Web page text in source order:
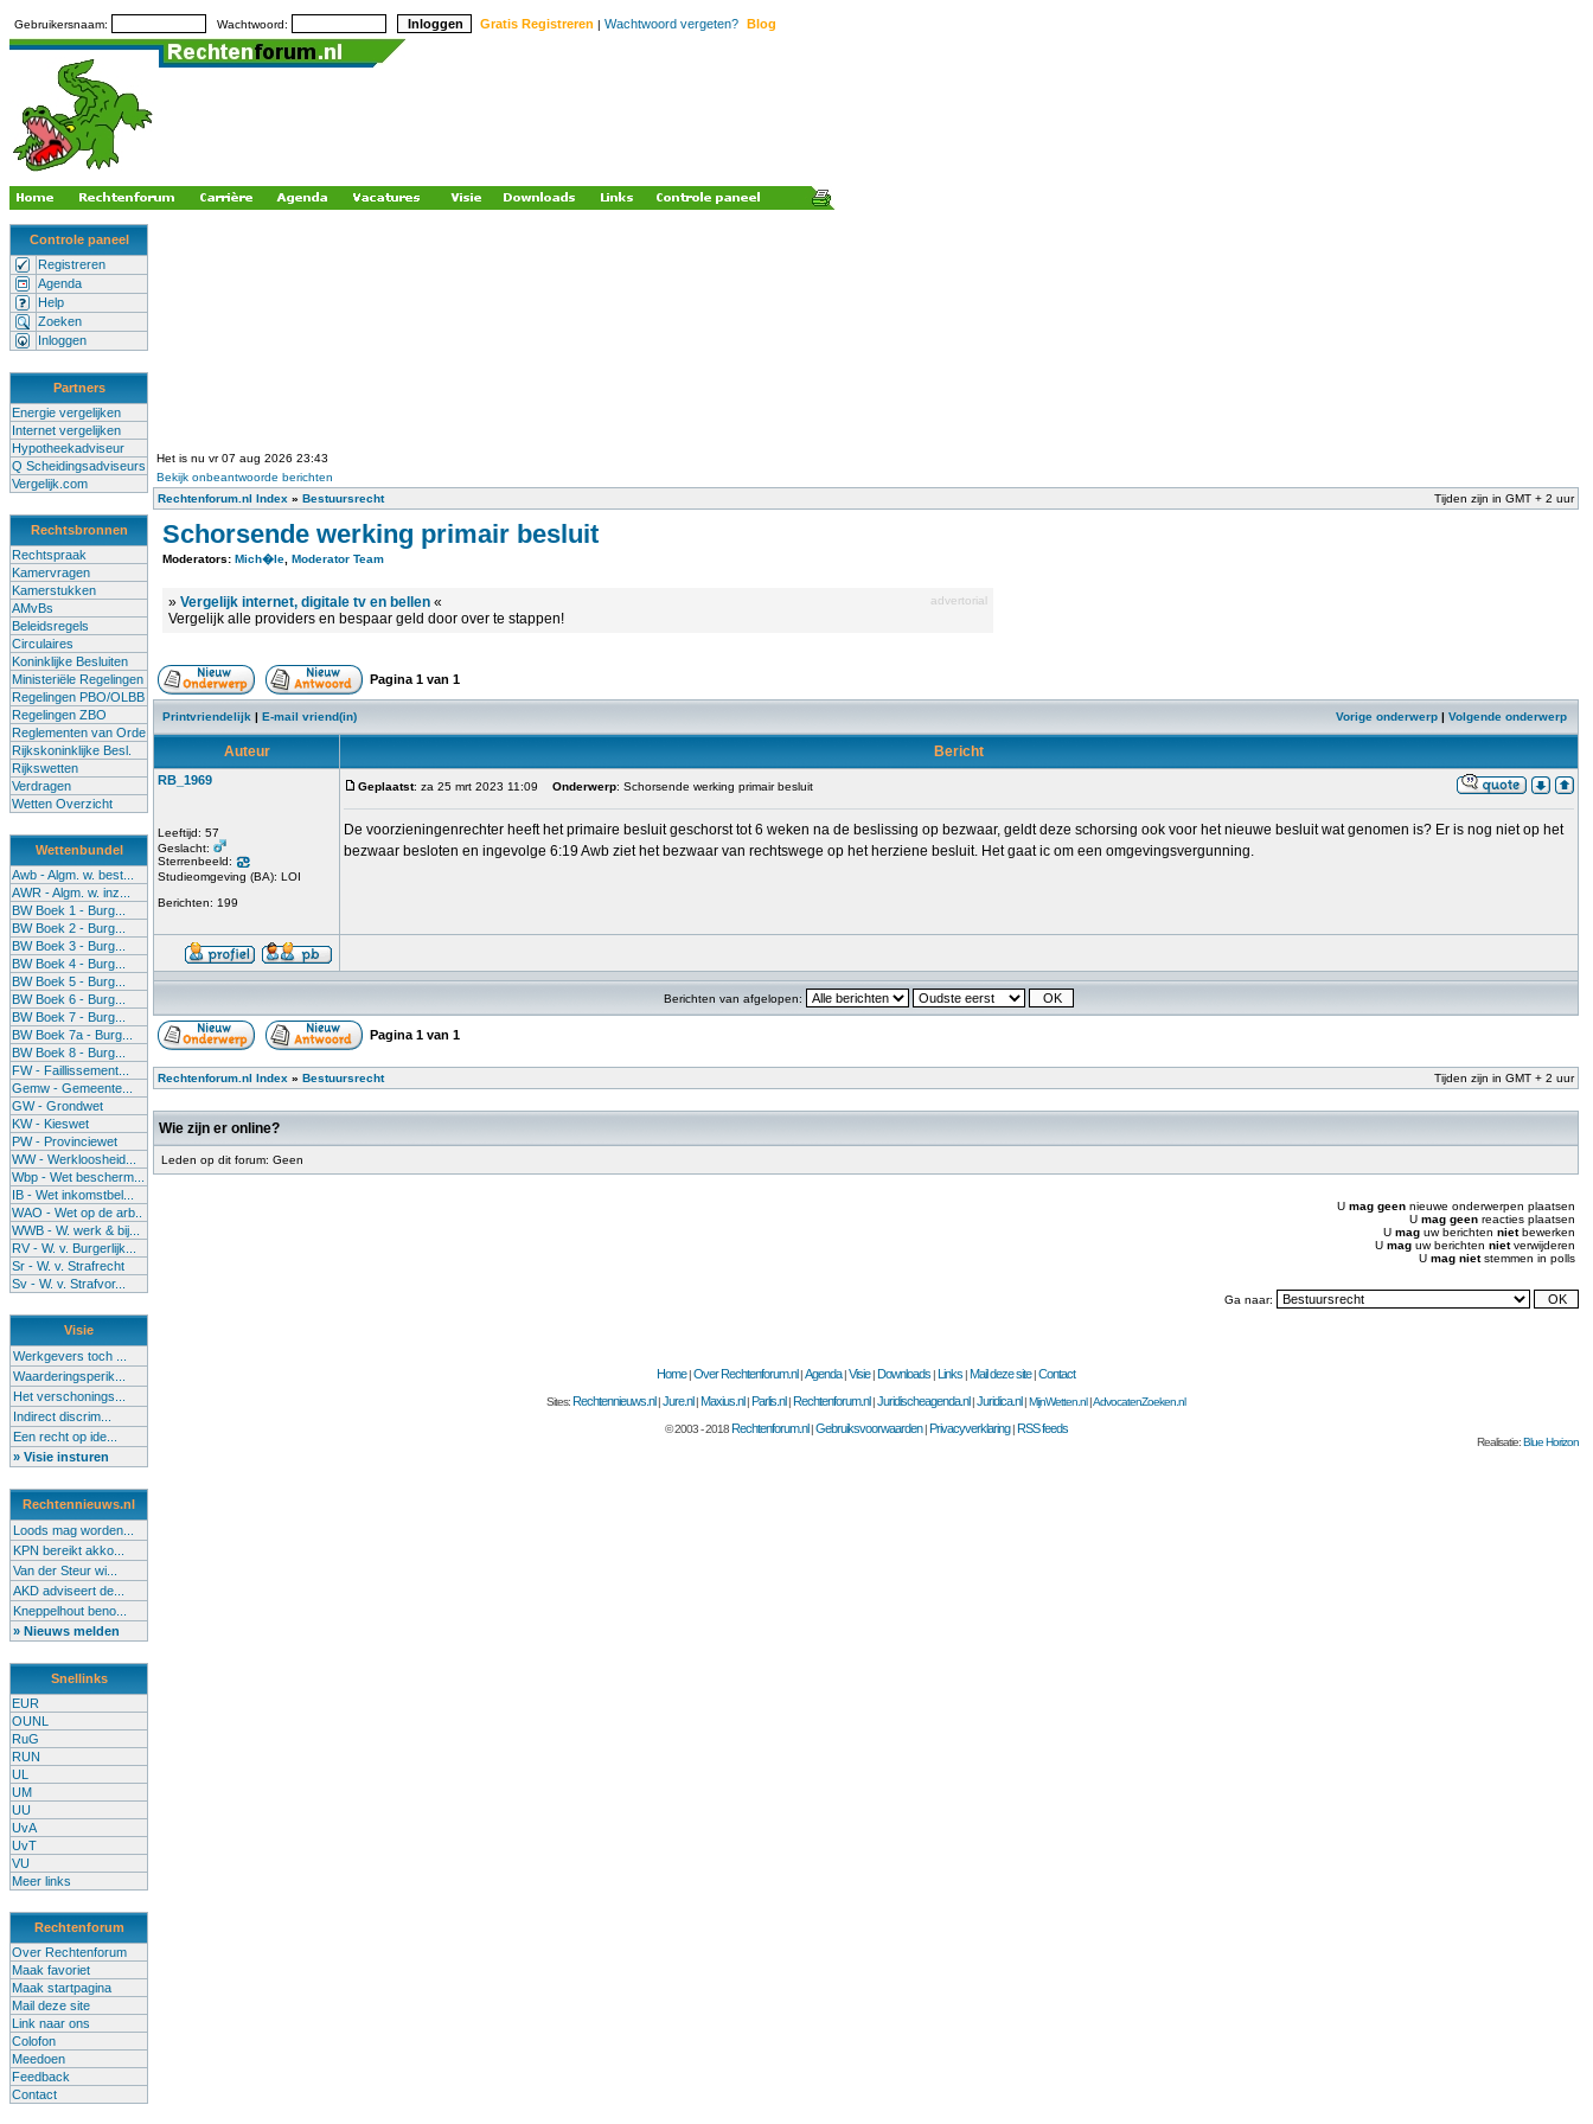
Gebruikersnaam: Wachtwoord: Gratis Registreren | Wachtwoord vergeten? Blog
Controle paneel
Registreren
Agenda
Help
Zoeken
Inloggen
Partners
Energie vergelijken
Internet vergelijken
Hypotheekadviseur
Q Scheidingsadviseurs
Vergelijk.com
Rechtsbronnen
Rechtspraak
Kamervragen
Kamerstukken
AMvBs
Beleidsregels
Circulaires
Koninklijke Besluiten
Ministeriële Regelingen
Regelingen PBO/OLBB
Regelingen ZBO
Reglementen van Orde
Rijkskoninklijke Besl.
Rijkswetten
Verdragen
Wetten Overzicht
Wettenbundel
Awb - Algm. w. best...
AWR - Algm. w. inz...
BW Boek 1 - Burg...
BW Boek 2 - Burg...
BW Boek 3 - Burg...
BW Boek 4 - Burg...
BW Boek 5 - Burg...
BW Boek 6 - Burg...
BW Boek 7 - Burg...
BW Boek 7a - Burg...
BW Boek 8 - Burg...
FW - Faillissement...
Gemw - Gemeente...
GW - Grondwet
KW - Kieswet
PW - Provinciewet
WW - Werkloosheid...
Wbp - Wet bescherm...
IB - Wet inkomstbel...
WAO - Wet op de arb..
WWB - W. werk & bij...
RV - W. v. Burgerlijk...
Sr - W. v. Strafrecht
Sv - W. v. Strafvor...
Visie
Werkgevers toch ...
Waarderingsperik...
Het verschonings...
Indirect discrim...
Een recht op ide...
» Visie insturen
Rechtennieuws.nl
Loods mag worden...
KPN bereikt akko...
Van der Steur wi...
AKD adviseert de...
Kneppelhout beno...
» Nieuws melden
Snellinks
EUR
OUNL
RuG
RUN
UL
UM
UU
UvA
UvT
VU
Meer links
Rechtenforum
Over Rechtenforum
Maak favoriet
Maak startpagina
Mail deze site
Link naar ons
Colofon
Meedoen
Feedback
Contact
Het is nu vr 07 aug 2026 23:43
Bekijk onbeantwoorde berichten
Rechtenforum.nl Index » Bestuursrecht Tijden zijn in GMT + 2 uur
Schorsende werking primair besluit
Moderators: Mich�le Moderator Team
» Vergelijk internet, digitale tv en bellen « advertorial
Vergelijk alle providers en bespaar geld door over te stappen!
Pagina 1 van 1
Printvriendelijk | E-mail vriend(in) Vorige onderwerp | Volgende onderwerp
Auteur Bericht
RB_1969
Leeftijd: 57
Geslacht:
Sterrenbeeld:
Studieomgeving (BA): LOI
Berichten: 199
Geplaatst: za 25 mrt 2023 11:09 Onderwerp: Schorsende werking primair besluit
De voorzieningenrechter heeft het primaire besluit geschorst tot 6 weken na de beslissing op bezwaar, geldt deze schorsing ook voor het nieuwe besluit wat genomen is? Er is nog niet op het
bezwaar besloten en ingevolge 6:19 Awb ziet het bezwaar van rechtswege op het herziene besluit. Het gaat ic om een omgevingsvergunning.
Berichten van afgelopen:
Pagina 1 van 1
Rechtenforum.nl Index » Bestuursrecht Tijden zijn in GMT + 2 uur
Wie zijn er online?
Leden op dit forum: Geen
U mag geen nieuwe onderwerpen plaatsen
U mag geen reacties plaatsen
U mag uw berichten nietbewerken
U mag uw berichten nietverwijderen
U mag nietstemmen in polls
Ga naar:
Home|Over Rechtenforum.nl |Agenda|Visie|Downloads |Links |Mail deze site|Contact
Sites:Rechtennieuws.nl |Jure.nl |Maxius.nl |Parlis.nl |Rechtenforum.nl |Juridischeagenda.nl |Juridica.nl |MijnWetten.nl|AdvocatenZoeken.nl
© 2003 - 2018Rechtenforum.nl|Gebruiksvoorwaarden|Privacyverklaring|RSS feeds
Realisatie:Blue Horizon